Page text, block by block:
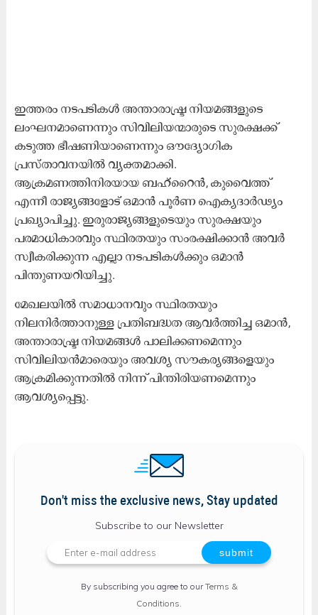
ഇത്തരം നടപടികൾ അന്താരാഷ്ട്ര നിയമങ്ങളുടെ
ലംഘനമാണെന്നും സിവിലിയന്മാരുടെ സുരക്ഷക്ക്
കടുത്ത ഭീഷണിയാണെന്നും ഔദ്യോഗിക
പ്രസ്താവനയിൽ വ്യക്തമാക്കി.
ആക്രമണത്തിനിരയായ ബഹ്‌റൈൻ, കുവൈത്ത്
എന്നീ രാജ്യങ്ങളോട് ഒമാൻ പൂർണ ഐക്യദാർഢ്യം
പ്രഖ്യാപിച്ചു. ഇരുരാജ്യങ്ങളുടെയും സുരക്ഷയും
പരമാധികാരവും സ്ഥിരതയും സംരക്ഷിക്കാൻ അവർ
സ്വീകരിക്കുന്ന എല്ലാ നടപടികൾക്കും ഒമാൻ
പിന്തുണയറിയിച്ചു.
മേഖലയി​ൽ സമാധാനവും സ്ഥിരതയും
നിലനിർത്താനുള്ള പ്രതിബദ്ധത ആവർത്തിച്ച ഒമാൻ,
അന്താരാഷ്ട്ര നിയമങ്ങൾ പാലിക്കണമെന്നും
സിവിലിയൻമാരെയും അവശ്യ സൗകര്യങ്ങളെയും
ആക്രമിക്കുന്നതിൽ നിന്ന് പിന്തിരിയണമെന്നും
ആവശ്യപ്പെട്ടു.
Don't miss the exclusive news, Stay updated
Subscribe to our Newsletter
By subscribing you agree to ourTerms &
Conditions